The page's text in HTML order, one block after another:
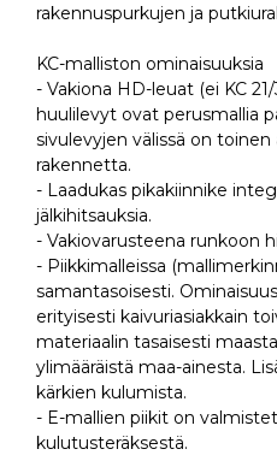
rakennuspurkujen ja
KC-malliston ominaisuuksia
- Vakiona HD-leuat (ei KC
huulilevyt ovat perusmallia
sivulevyjen välissä on
rakennetta.
- Laadukas pikakiinnike
jälkihitsauksia.
- Vakiovarusteena runkoon
- Piikkimalleissa
samantasoisesti.
erityisesti kaivuriasiakkain
materiaalin tasaisesti
ylimääräistä maa-ainesta.
kärkien kulumista.
- E-mallien piikit on
kulutusteräksestä.